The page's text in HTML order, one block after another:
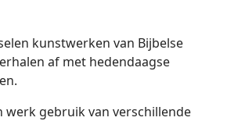
kunstwerken van Bijbelse
af met hedendaagse
werk gebruik van verschillende